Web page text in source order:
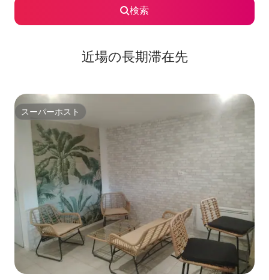
検索
近場の長期滞在先
スーパーホスト
スーパーホスト